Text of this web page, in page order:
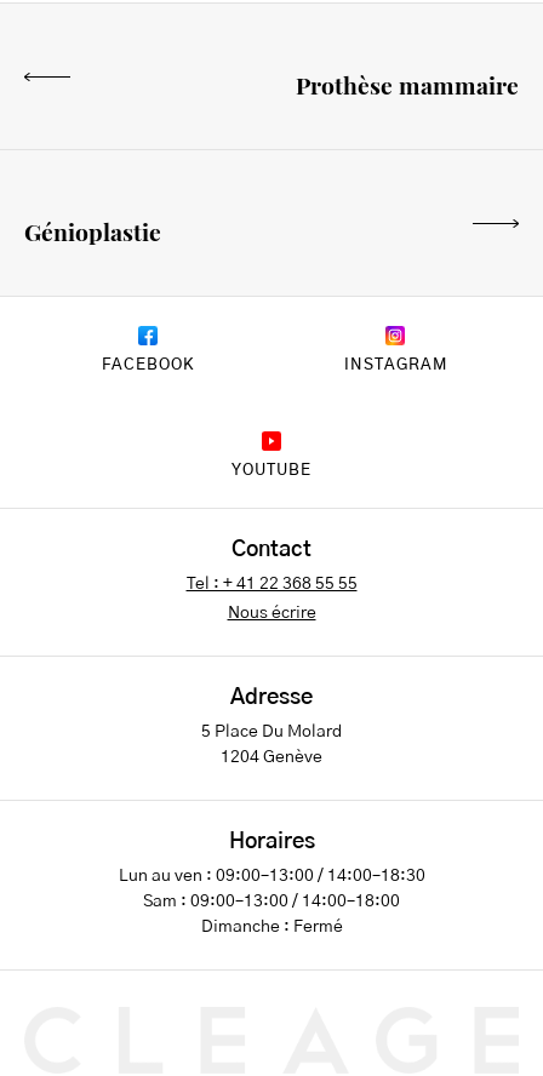
Prothèse mammaire
Génioplastie
FACEBOOK INSTAGRAM
YOUTUBE
Contact
Tel : + 41 22 368 55 55
Nous écrire
Adresse
5 Place Du Molard
1204 Genève
Horaires
Lun au ven : 09:00–13:00 / 14:00–18:30
Sam : 09:00–13:00 / 14:00–18:00
Dimanche : Fermé